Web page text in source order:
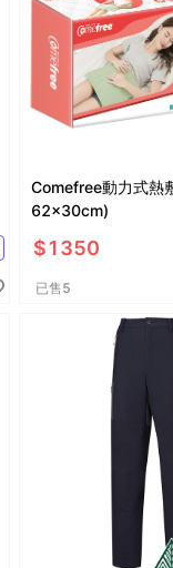
Comefree動力式熱
62x30cm)
$1350
已售5